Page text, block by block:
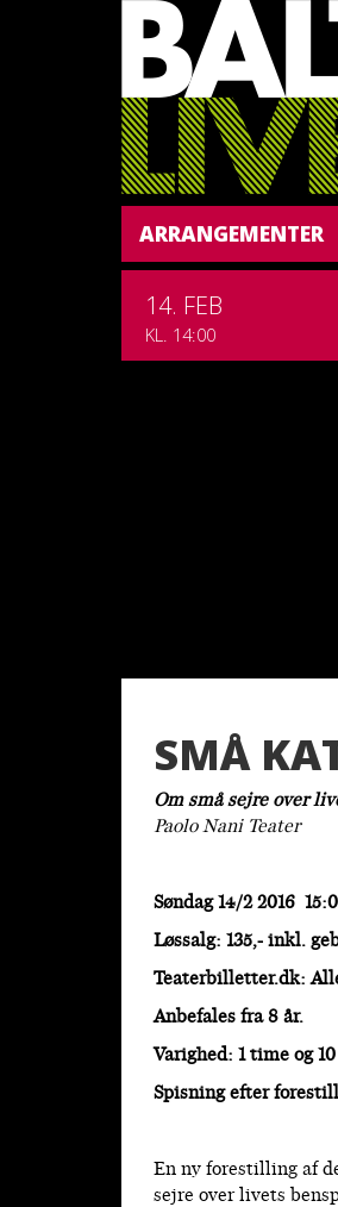
ARRANGEMENTER
14. FEB
KL. 14:00
SMÅ
Om små sejre over
Paolo Nani Teater
Søndag 14/2 2016
Løssalg: 135,- inkl.
Teaterbilletter.dk:
Anbefales fra 8 år.
Varighed: 1 time og
Spisning efter
En ny forestilling af
sejre over livets